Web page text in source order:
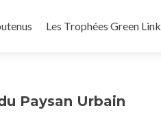
Les Trophées Green Link
Paysan Urbain